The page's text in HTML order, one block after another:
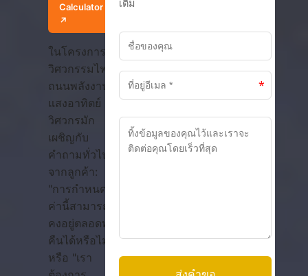
Calculator
↗
ในโครงการ
วิศวกรรมไฟ
ถนนพลังงาน
แสงอาทิตย์
วิศวกรมัก
เผชิญกับ
คำถามทั่วไป
จากลูกค้า:
"การกำหนด
ค่านี้สามารถ
คงอยู่ตลอดทั้ง
คืนได้หรือไม่"
หรือ "เรา